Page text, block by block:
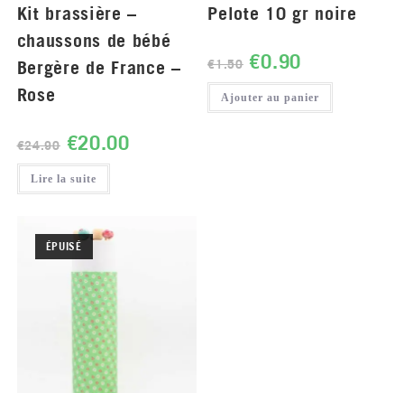
Kit brassière –
chaussons de bébé
Bergère de France –
Rose
€24.90 €20.00
Lire la suite
Pelote 10 gr noire
€1.50 €0.90
Ajouter au panier
ÉPUISÉ